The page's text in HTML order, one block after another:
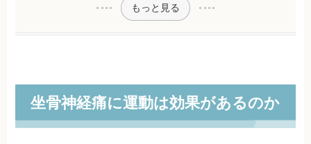
もっと見る
坐骨神経痛に運動は効果があるのか